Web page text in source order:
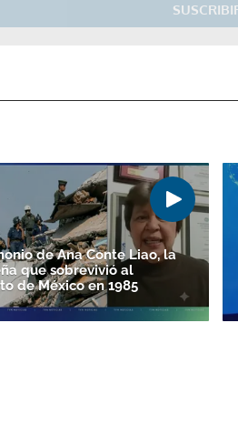
Gracias por suscribirte
de Ana Conte Liao, la
que sobrevivió al
de México en 1985